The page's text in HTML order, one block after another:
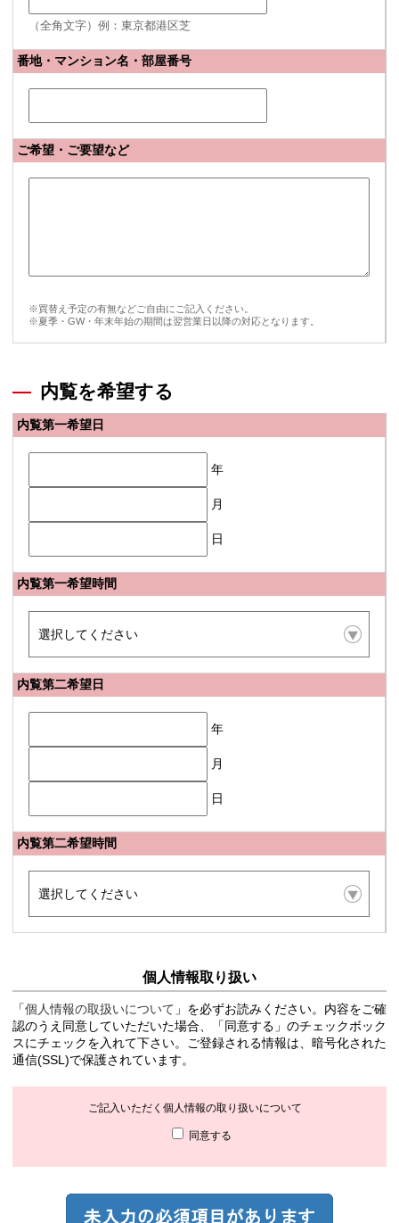
（全角文字）例：東京都港区芝
番地・マンション名・部屋番号
ご希望・ご要望など
※買替え予定の有無などご自由にご記入ください。
※夏季・GW・年末年始の期間は翌営業日以降の対応となります。
内覧を希望する
内覧第一希望日
年
月
日
内覧第一希望時間
内覧第二希望日
年
月
日
内覧第二希望時間
個人情報取り扱い
「個人情報の取扱いについて 」を必ずお読みください。内容をご確
認のうえ同意していただいた場合、「同意する」のチェックボック
スにチェックを入れて下さい。ご登録される情報は、暗号化された
通信(SSL)で保護されています。
ご記入いただく個人情報の取り扱いについて
同意する